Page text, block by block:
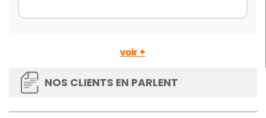
voir +
NOS CLIENTS EN PARLENT